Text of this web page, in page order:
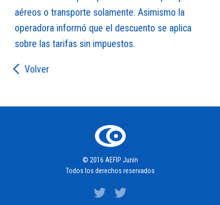
aéreos o transporte solamente. Asimismo la
operadora informó que el descuento se aplica
sobre las tarifas sin impuestos.
Volver
© 2016 AEFIP Junín
Todos los derechos reservados